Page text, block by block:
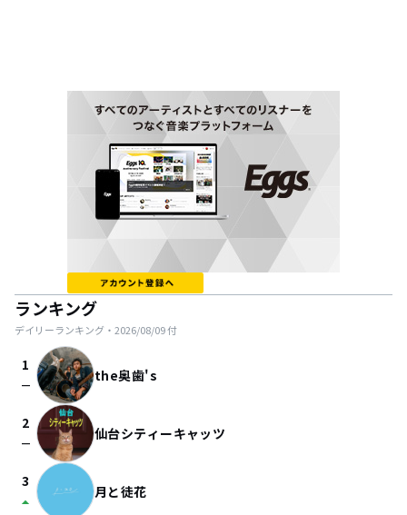
ランキング
デイリーランキング・ 2026/08/09付
1
check_indeterminate_small the奥歯's
2
check_indeterminate_small 仙台シティーキャッツ
3
arrow_drop_up 月と徒花